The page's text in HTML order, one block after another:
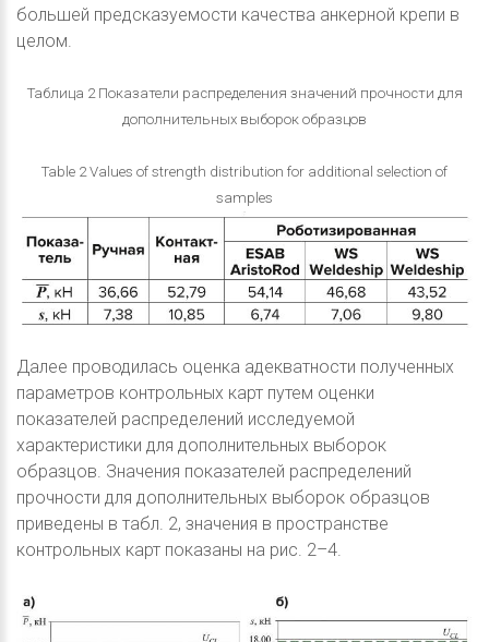
большей предсказуемости качества анкерной крепи в
целом.
Таблица 2 Показатели распределения значений прочности для
дополнительных выборок образцов
Table 2 Values of strength distribution for additional selection of
samples
Далее проводилась оценка адекватности полученных
параметров контрольных карт путем оценки
показателей распределений исследуемой
характеристики для дополнительных выборок
образцов. Значения показателей распределений
прочности для дополнительных выборок образцов
приведены в табл. 2, значения в пространстве
контрольных карт показаны на рис. 2–4.